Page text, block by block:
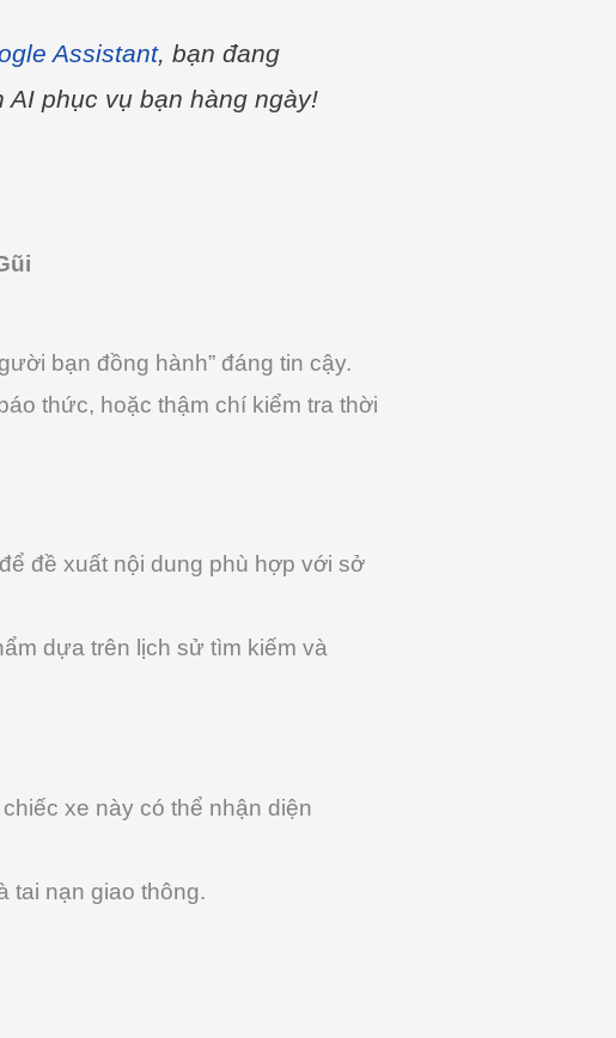
Assistant, bạn đang
phục vụ bạn hàng ngày!
bạn đồng hành” đáng tin cậy.
thức, hoặc thậm chí kiểm tra thời
đề xuất nội dung phù hợp với sở
dựa trên lịch sử tìm kiếm và
xe này có thể nhận diện
tai nạn giao thông.